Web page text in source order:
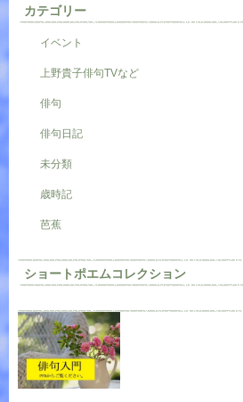
カテゴリー
イベント
上野貴子俳句TVなど
俳句
俳句日記
未分類
歳時記
芭蕉
ショートポエムコレクション